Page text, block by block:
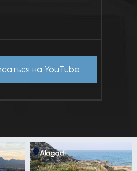
на YouTube